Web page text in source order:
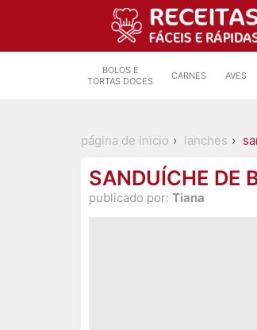
BOLOS E
TORTAS DOCES
CARNES AVES
página de inicio lanches
SANDUÍCHE DE
publicado por: Tiana